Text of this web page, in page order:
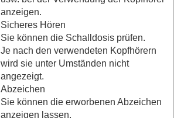
anzeigen.
Sicheres Hören
Sie können die Schalldosis prüfen.
Je nach den verwendeten Kopfhörern
wird sie unter Umständen nicht
angezeigt.
Abzeichen
Sie können die erworbenen Abzeichen
anzeigen lassen.